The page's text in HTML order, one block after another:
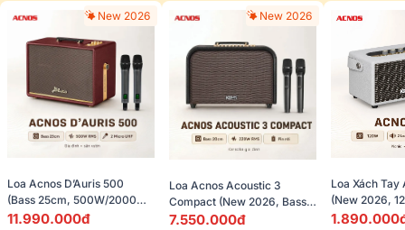
New 2026
Loa Acnos D’Auris 500
(Bass 25cm, 500W/2000W,
Bluetooth 5.0, Kèm 2 Micro)
11.990.000đ
New 2026
Loa Acnos Acoustic 3
Compact (New 2026, Bass
20cm, 220W, Quai Xách,
7.550.000đ
Loa Xách Tay
(New 2026,
Bluetooth